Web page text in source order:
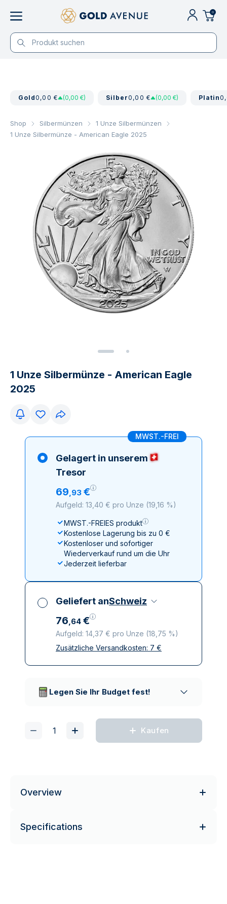
0
Gold0,00 € (0,00 €) Silber0,00 € (0,00 €) Platin
Shop Silbermünzen
1 Unze Silbermünzen
1 Unze Silbermünze - American Eagle 2025
1 Unze Silbermünze - American Eagle
2025
MWST.-FREI
Gelagert in unserem
Tresor
69,93 €
Aufgeld: 13,40 € pro Unze (19,16 %)
MWST.-FREIES produkt
Kostenlose Lagerung bis zu 0 €
Kostenloser und sofortiger
Wiederverkauf rund um die Uhr
Jederzeit lieferbar
Geliefert anSchweiz
76,64 €
Aufgeld: 14,37 € pro Unze (18,75 %)
Alle Steuern inbegriffen
Zusätzliche Versandkosten: 7 €
Legen Sie Ihr Budget fest!
Kaufen
Overview
Specifications